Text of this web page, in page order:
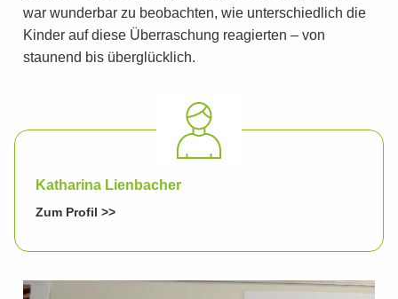
war wunderbar zu beobachten, wie unterschiedlich die
Kinder auf diese Überraschung reagierten – von
staunend bis überglücklich.
Katharina Lienbacher
Zum Profil >>